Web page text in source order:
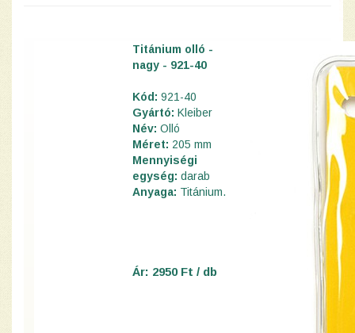
Titánium olló -
nagy - 921-40
Kód: 921-40
Gyártó: Kleiber
Név: Olló
Méret: 205 mm
Mennyiségi
egység: darab
Anyaga: Titánium.
Ár: 2950 Ft / db